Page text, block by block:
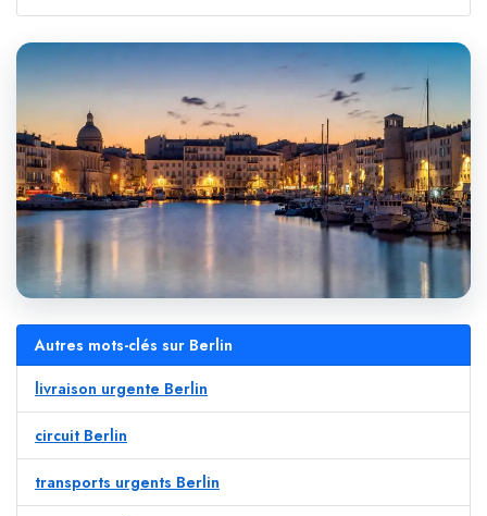
Autres mots-clés sur Berlin
livraison urgente Berlin
circuit Berlin
transports urgents Berlin